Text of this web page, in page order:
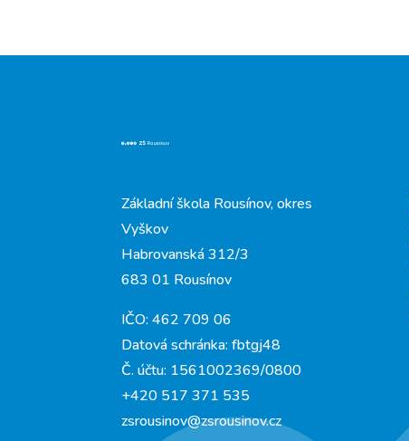
Základní škola Rousínov, okres
Vyškov
Habrovanská 312/3
683 01 Rousínov
IČO: 462 709 06
Datová schránka: fbtgj48
Č. účtu: 1561002369/0800
+420 517 371 535
zsrousinov@zsrousinov.cz